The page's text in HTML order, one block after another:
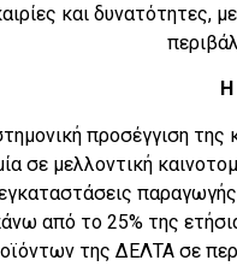
και δυνατότητες,
Η
προσέγγιση
σε μελλοντική
από το 25% της
της ΔΕΛΤΑ σε